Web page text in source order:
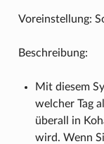
Voreinstellung:
Beschreibung:
Mit diesem
welcher Tag
überall in
wird. Wenn